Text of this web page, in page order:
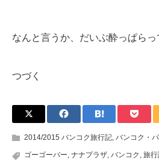
なんと言うか、だいぶ酔っぱら
つづく
2014/2015 バンコク旅行記, バンコク・
ゴーゴーバー, ナナプラザ, バンコク , 旅